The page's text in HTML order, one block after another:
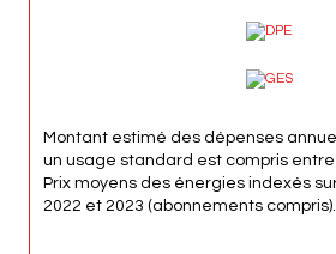
Montant estimé des dépenses
un usage standard est compris entre
Prix moyens des énergies indexés
2022 et 2023 (abonnements compris).